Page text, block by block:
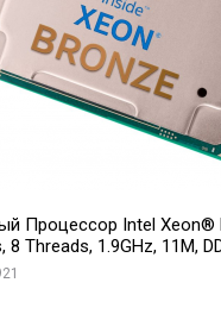
Процессор Intel Xeon®
8 Threads, 1.9GHz, 11M,